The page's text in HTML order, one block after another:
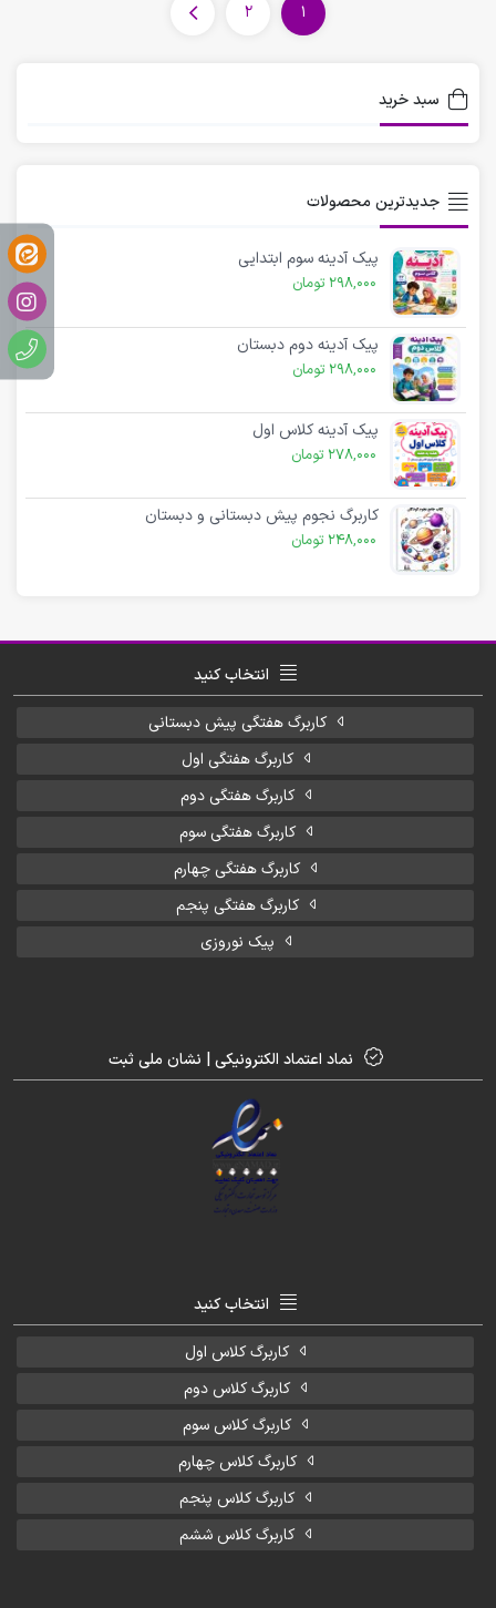
1
2
سبد خرید
جدیدترین محصولات
پیک آدینه سوم ابتدایی
298,000 تومان
پیک آدینه دوم دبستان
298,000 تومان
پیک آدینه کلاس اول
278,000 تومان
کاربرگ نجوم پیش دبستانی و دبستان
248,000 تومان
انتخاب کنید
کاربرگ هفتگی پیش دبستانی
کاربرگ هفتگی اول
کاربرگ هفتگی دوم
کاربرگ هفتگی سوم
کاربرگ هفتگی چهارم
کاربرگ هفتگی پنجم
پیک نوروزی
نماد اعتماد الکترونیکی | نشان ملی ثبت
انتخاب کنید
کاربرگ کلاس اول
کاربرگ کلاس دوم
کاربرگ کلاس سوم
کاربرگ کلاس چهارم
کاربرگ کلاس پنجم
کاربرگ کلاس ششم